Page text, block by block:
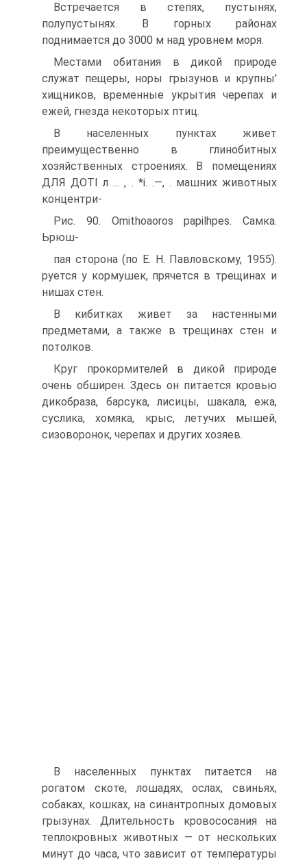
Встречается в степях, пустынях,
полупустынях. В горных районах
поднимается до 3000 м над уровнем моря.
Местами обитания в дикой природе
служат пещеры, норы грызунов и крупны'
хищников, временные укрытия черепах и
ежей, гнезда некоторых птиц.
В населенных пунктах живет
преимущественно в глинобитных
хозяйственных строениях. В помещениях
ДЛЯ ДОТІ л ... , . *і. .—, . машних животных
концентри-
Рис. 90. Omithoaoros papilhpes. Самка.
Ьрюш-
пая сторона (по Е. Н. Павловскому, 1955).
руется у кормушек, прячется в трещинах и
нишах стен.
В кибитках живет за настенными
предметами, а также в трещинах стен и
потолков.
Круг прокормителей в дикой природе
очень обширен. Здесь он питается кровью
дикобраза, барсука, лисицы, шакала, ежа,
суслика, хомяка, крыс, летучих мышей,
сизоворонок, черепах и других хозяев.
В населенных пунктах питается на
рогатом скоте, лошадях, ослах, свиньях,
собаках, кошках, на синантропных домовых
грызунах. Длительность кровососания на
теплокровных животных — от нескольких
минут до часа, что зависит от температуры